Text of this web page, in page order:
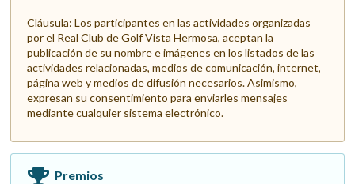
Cláusula: Los participantes en las actividades organizadas
por el Real Club de Golf Vista Hermosa, aceptan la
publicación de su nombre e imágenes en los listados de las
actividades relacionadas, medios de comunicación, internet,
página web y medios de difusión necesarios. Asimismo,
expresan su consentimiento para enviarles mensajes
mediante cualquier sistema electrónico.
Premios